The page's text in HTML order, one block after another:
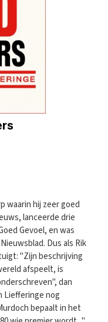
waarin hij zeer goed
lanceerde drie
Gevoel, en was
Dus als Rik
"Zijn beschrijving
afspeelt, is
dan
Liefferinge nog
bepaalt in het